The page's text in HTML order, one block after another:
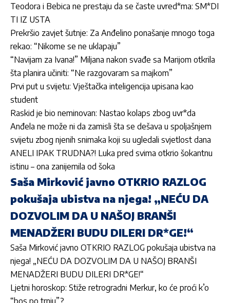
Teodora i Bebica ne prestaju da se časte uvred*ma: SM*DI
TI IZ USTA
Prekršio zavjet šutnje: Za Anđelino ponašanje mnogo toga
rekao: “Nikome se ne uklapaju”
“Navijam za Ivana!” Miljana nakon svađe sa Marijom otkrila
šta planira učiniti: “Ne razgovaram sa majkom”
Prvi put u svijetu: Vještačka inteligencija upisana kao
student
Raskid je bio neminovan: Nastao kolaps zbog uvr*da
Anđela ne može ni da zamisli šta se dešava u spoljašnjem
svijetu zbog njenih snimaka koji su ugledali svjetlost dana
ANELI IPAK TRUDNA?! Luka pred svima otkrio šokantnu
istinu – ona zanijemila od šoka
Saša Mirković javno OTKRIO RAZLOG
pokušaja ubistva na njega! „NEĆU DA
DOZVOLIM DA U NAŠOJ BRANŠI
MENADŽERI BUDU DILERI DR*GE!“
Saša Mirković javno OTKRIO RAZLOG pokušaja ubistva na
njega! „NEĆU DA DOZVOLIM DA U NAŠOJ BRANŠI
MENADŽERI BUDU DILERI DR*GE!“
Ljetni horoskop: Stiže retrogradni Merkur, ko će proći k’o
“bos po trnju”?